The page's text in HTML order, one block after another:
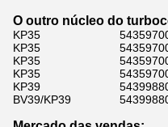
O outro núcleo do
KP35
KP35
KP35
KP35
KP39
BV39/KP39